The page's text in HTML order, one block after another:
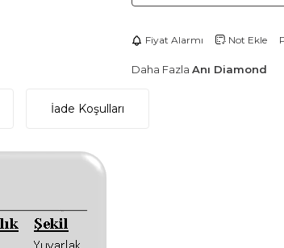
Fiyat Alarmı Not Ekle
Daha Fazla Anı Diamond
İade Koşulları